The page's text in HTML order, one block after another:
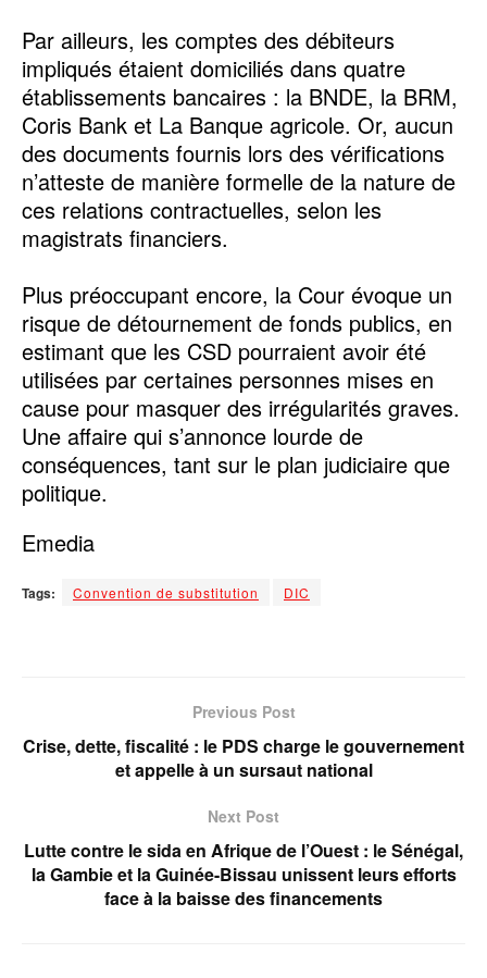
Par ailleurs, les comptes des débiteurs
impliqués étaient domiciliés dans quatre
établissements bancaires : la BNDE, la BRM,
Coris Bank et La Banque agricole. Or, aucun
des documents fournis lors des vérifications
n’atteste de manière formelle de la nature de
ces relations contractuelles, selon les
magistrats financiers.
Plus préoccupant encore, la Cour évoque un
risque de détournement de fonds publics, en
estimant que les CSD pourraient avoir été
utilisées par certaines personnes mises en
cause pour masquer des irrégularités graves.
Une affaire qui s’annonce lourde de
conséquences, tant sur le plan judiciaire que
politique.
Emedia
Tags: Convention de substitution DIC
Previous Post
Crise, dette, fiscalité : le PDS charge le gouvernement
et appelle à un sursaut national
Next Post
Lutte contre le sida en Afrique de l’Ouest : le Sénégal,
la Gambie et la Guinée-Bissau unissent leurs efforts
face à la baisse des financements